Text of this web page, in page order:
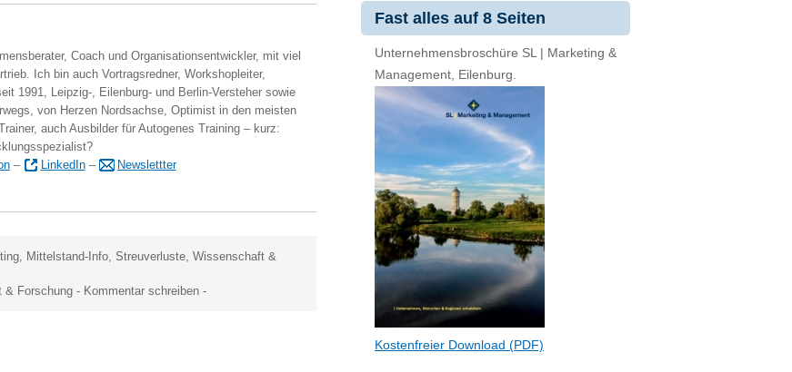
Coach und Organisationsentwickler, mit viel
Ich bin auch Vortragsredner, Workshopleiter,
1991, Leipzig-, Eilenburg- und Berlin-Versteher sowie
von Herzen Nordsachse, Optimist in den meisten
auch Ausbilder für Autogenes Training – kurz:
– LinkedIn– Newslettter
, Mittelstand-Info,Streuverluste,Wissenschaft &
& Forschung - Kommentar schreiben -
Fast alles auf 8 Seiten
Unternehmensbroschüre SL | Marketing &
Management, Eilenburg.
Kostenfreier Download (PDF)